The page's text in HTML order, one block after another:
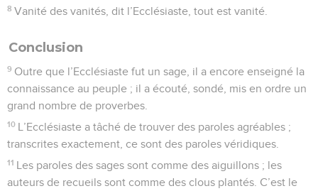
8 Vanité des vanités, dit l’Ecclésiaste, tout est vanité.
Conclusion
9 Outre que l’Ecclésiaste fut un sage, il a encore enseigné la
connaissance au peuple ; il a écouté, sondé, mis en ordre un
grand nombre de proverbes.
10 L’Ecclésiaste a tâché de trouver des paroles agréables ;
transcrites exactement, ce sont des paroles véridiques.
11 Les paroles des sages sont comme des aiguillons ; les
auteurs de recueils sont comme des clous plantés. C’est le